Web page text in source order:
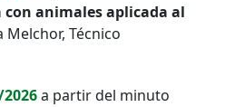
con animales aplicada al
Melchor, Técnico
a partir del minuto